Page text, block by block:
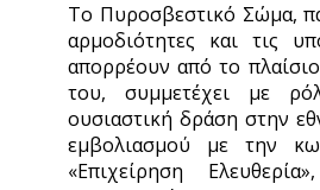
Το Πυροσβεστικό Σώμα,
αρμοδιότητες και τις
απορρέουν από το
του, συμμετέχει με
ουσιαστική δράση στην
εμβολιασμού με την
«Επιχείρηση